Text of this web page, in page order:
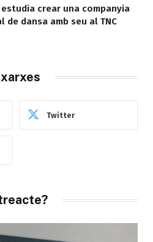
crear una companyia
de dansa amb seu al TNC
Twitter